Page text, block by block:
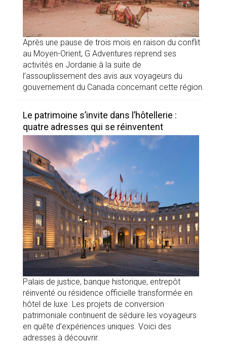
Après une pause de trois mois en raison du conflit
au Moyen-Orient, G Adventures reprend ses
activités en Jordanie à la suite de
l’assouplissement des avis aux voyageurs du
gouvernement du Canada concernant cette région.
Le patrimoine s’invite dans l’hôtellerie :
quatre adresses qui se réinventent
Palais de justice, banque historique, entrepôt
réinventé ou résidence officielle transformée en
hôtel de luxe. Les projets de conversion
patrimoniale continuent de séduire les voyageurs
en quête d’expériences uniques. Voici des
adresses à découvrir.